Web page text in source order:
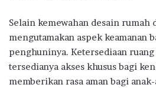
Selain kemewahan desain rumah
mengutamakan aspek keamanan
penghuninya. Ketersediaan
tersedianya akses khusus bagi
memberikan rasa aman bagi